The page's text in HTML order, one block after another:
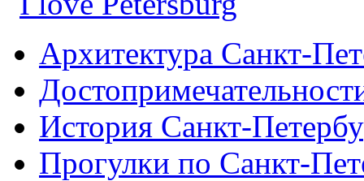
Архитектура Санкт-
История Санкт-
Прогулки по Санкт-